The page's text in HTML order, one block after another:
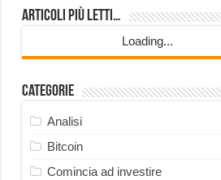
Articoli più Letti…
Loading...
Categorie
Analisi
Bitcoin
Comincia ad investire